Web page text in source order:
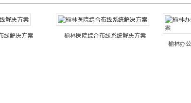
线解决方案
榆林医院综合布线系统解决方案
榆林办